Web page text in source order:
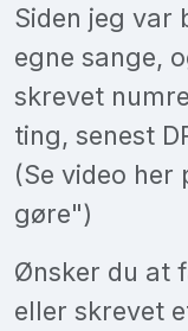
Siden jeg var
egne sange,
skrevet
ting, senest
(Se video her
gøre")
Ønsker du at
eller skrevet